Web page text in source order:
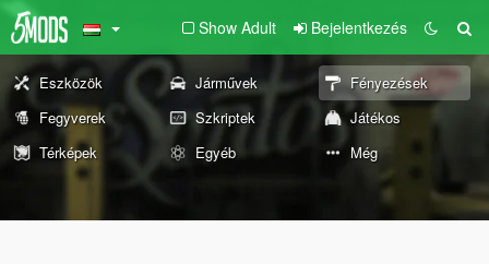
Show Adult Bejelentkezés
Eszközök Járművek
Fényezések
Fegyverek
Szkriptek
Játékos
Térképek
Egyéb Még